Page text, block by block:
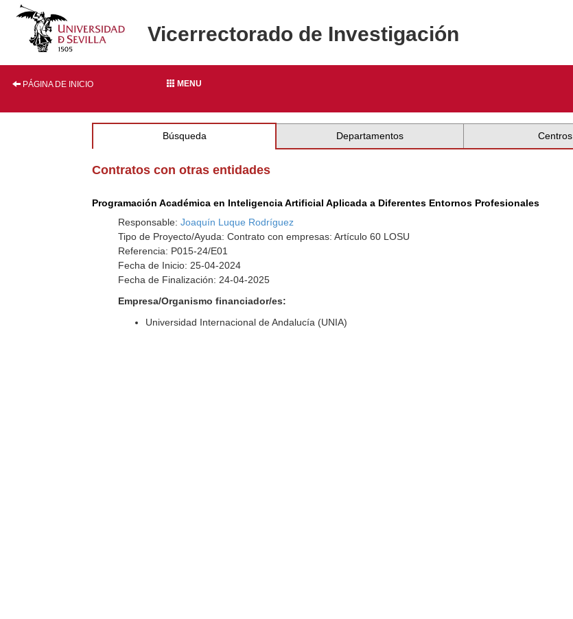
Vicerrectorado de Investigación
PÁGINA DE INICIO MENU
Búsqueda Departamentos Centros
Contratos con otras entidades
Programación Académica en Inteligencia Artificial Aplicada a Diferentes Entornos Profesionales
Responsable:Joaquín Luque Rodríguez
Tipo de Proyecto/Ayuda: Contrato con empresas: Artículo 60 LOSU
Referencia: P015-24/E01
Fecha de Inicio: 25-04-2024
Fecha de Finalización: 24-04-2025
Empresa/Organismo financiador/es:
Universidad Internacional de Andalucía (UNIA)